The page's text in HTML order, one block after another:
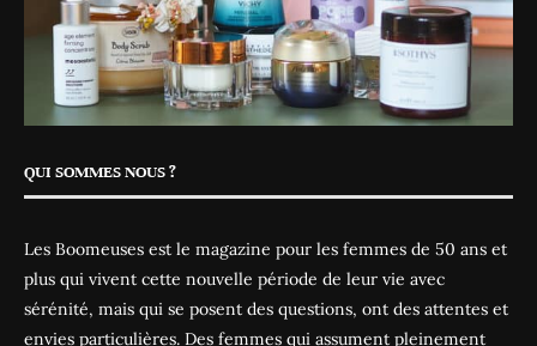
QUI SOMMES NOUS ?
Les Boomeuses est le magazine pour les femmes de 50 ans et
plus qui vivent cette nouvelle période de leur vie avec
sérénité, mais qui se posent des questions, ont des attentes et
envies particulières. Des femmes qui assument pleinement